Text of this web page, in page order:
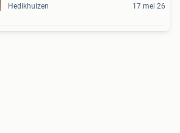
Hedikhuizen 17 mei 26